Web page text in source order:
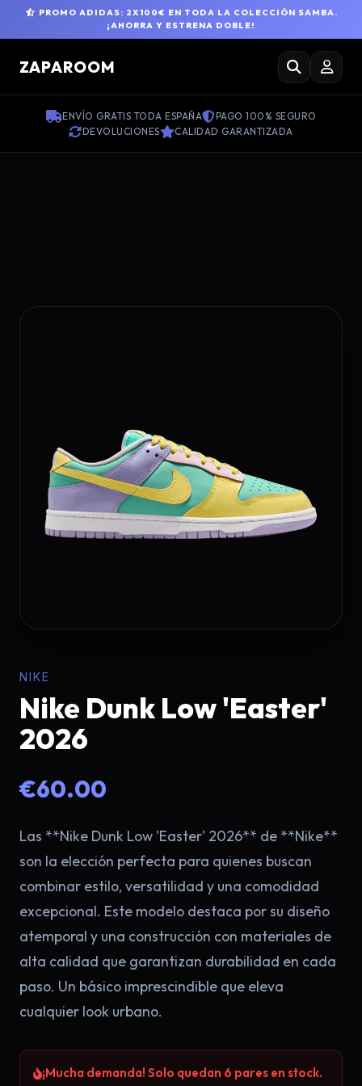
PROMO ADIDAS: 2X100€ EN TODA LA COLECCIÓN SAMBA.
¡AHORRA Y ESTRENA DOBLE!
ZAPAROOM
ENVÍO GRATIS TODA ESPAÑA
PAGO 100% SEGURO
DEVOLUCIONES
CALIDAD GARANTIZADA
NIKE
Nike Dunk Low 'Easter'
2026
€60.00
Las **Nike Dunk Low 'Easter' 2026** de **Nike**
son la elección perfecta para quienes buscan
combinar estilo, versatilidad y una comodidad
excepcional. Este modelo destaca por su diseño
atemporal y una construcción con materiales de
alta calidad que garantizan durabilidad en cada
paso. Un básico imprescindible que eleva
cualquier look urbano.
¡Mucha demanda! Solo quedan 6 pares en stock.
×